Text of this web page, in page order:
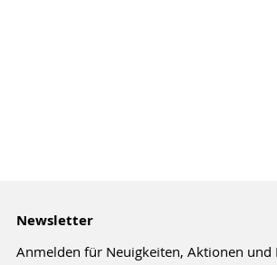
Newsletter
Anmelden für Neuigkeiten, Aktionen und